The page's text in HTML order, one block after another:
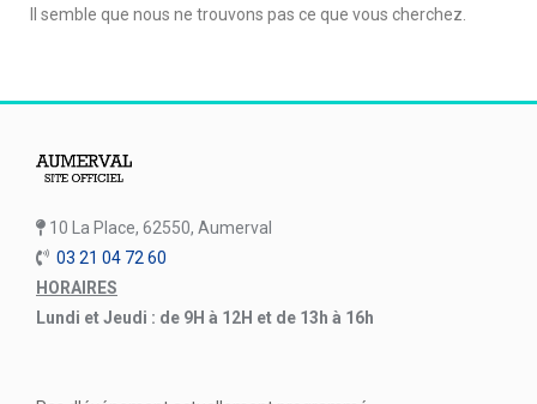
Il semble que nous ne trouvons pas ce que vous cherchez.
10 La Place, 62550, Aumerval
03 21 04 72 60
HORAIRES
Lundi et Jeudi : de 9H à 12H et de 13h à 16h